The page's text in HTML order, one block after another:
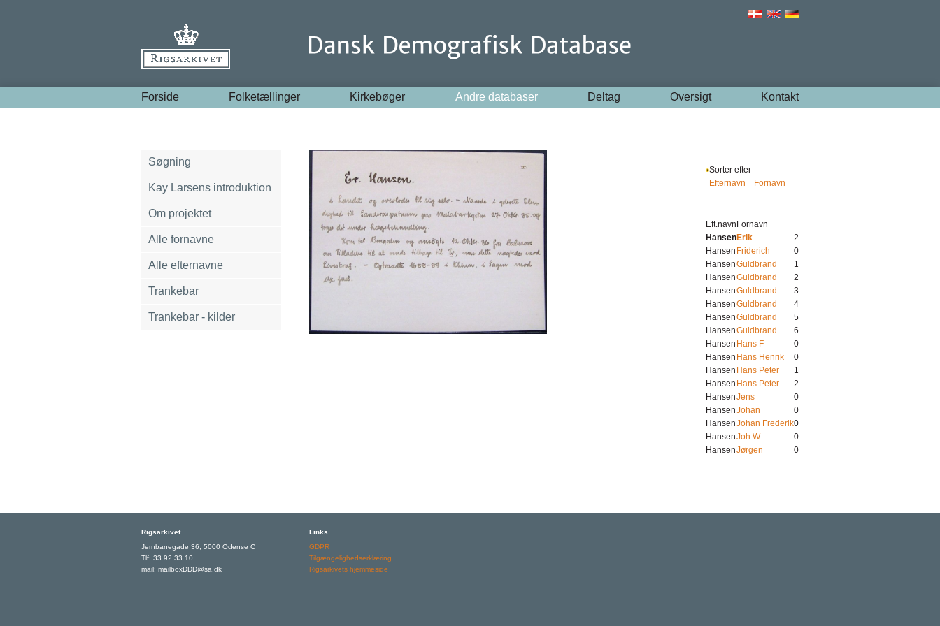
Forside Folketællinger Kirkebøger Andre databaser Deltag Oversigt Kontakt
Søgning
Kay Larsens introduktion
Om projektet
Alle fornavne
Alle efternavne
Trankebar
Trankebar - kilder
Sorter efter
Efternavn
Fornavn
Eft.navn Fornavn
HansenErik
2
Hansen Friderich
0
HansenGuldbrand
1
HansenGuldbrand
2
HansenGuldbrand
3
HansenGuldbrand
4
HansenGuldbrand
5
HansenGuldbrand
6
Hansen Hans F
0
Hansen Hans Henrik
0
Hansen Hans Peter
1
Hansen Hans Peter
2
HansenJens
0
HansenJohan
0
HansenJohan Frederik0
HansenJoh W
0
HansenJørgen 0
Rigsarkivet
Jernbanegade 36, 5000 Odense C
Tlf: 33 92 33 10
mail: mailboxDDD@sa.dk
Links
GDPR
Tilgængelighedserklæring
Rigsarkivets hjemmeside